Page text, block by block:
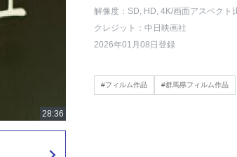
解像度：SD, HD, 4K/画面アスペクト
クレジット：中日映画社
2026年01月08日登録
#フィルム作品 #群馬県フィルム作品